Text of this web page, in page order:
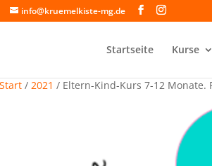
info@kruemelkiste-mg.de
Startseite Kurse
Start / 2021 / Eltern-Kind-Kurs 7-12 Monate.